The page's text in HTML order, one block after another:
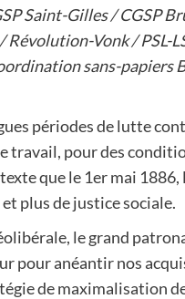
Saint-Gilles / CGSP
Vonk / PSL-
sans-papiers
périodes de lutte
travail, pour des
que le 1er mai
plus de justice sociale.
le grand
pour anéantir nos
de maximalisation